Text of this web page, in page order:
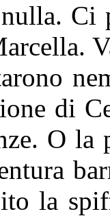
nulla.
di
O la
la